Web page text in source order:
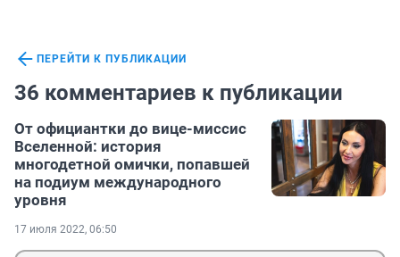
ПЕРЕЙТИ К ПУБЛИКАЦИИ
36 комментариев к публикации
От официантки до вице-миссис
Вселенной: история
многодетной омички, попавшей
на подиум международного
уровня
17 июля 2022, 06:50